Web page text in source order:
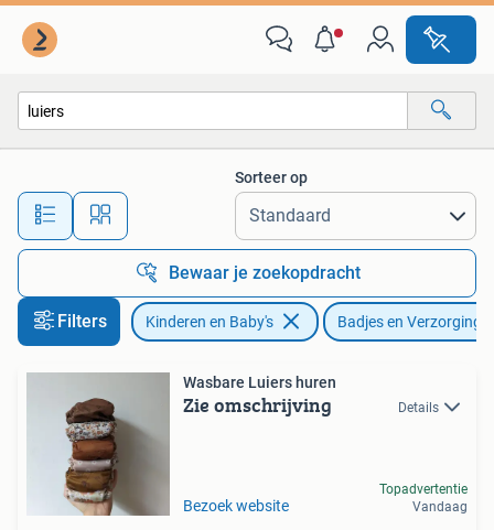
Alle afstanden…
Sorteer op
Bewaar je zoekopdracht
Filters Kinderen en Baby's Badjes en Verzorging
Wasbare Luiers huren
Zie omschrijving Details
Bezoek website
Topadvertentie
Vandaag